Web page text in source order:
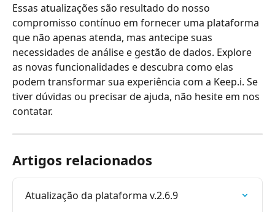
Essas atualizações são resultado do nosso
compromisso contínuo em fornecer uma plataforma
que não apenas atenda, mas antecipe suas
necessidades de análise e gestão de dados. Explore
as novas funcionalidades e descubra como elas
podem transformar sua experiência com a Keep.i. Se
tiver dúvidas ou precisar de ajuda, não hesite em nos
contatar.
Artigos relacionados
Atualização da plataforma v.2.6.9